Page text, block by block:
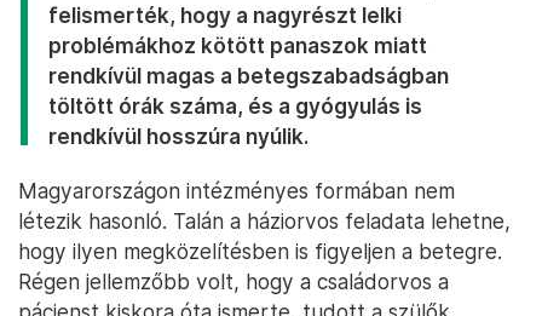
felismerték, hogy a nagyrészt lelki
problémákhoz kötött panaszok miatt
rendkívül magas a betegszabadságban
töltött órák száma, és a gyógyulás is
rendkívül hosszúra nyúlik.
Magyarországon intézményes formában nem
létezik hasonló. Talán a háziorvos feladata lehetne,
hogy ilyen megközelítésben is figyeljen a betegre.
Régen jellemzőbb volt, hogy a családorvos a